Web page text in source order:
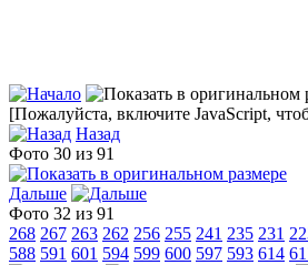
[Пожалуйста, включите JavaScript,
Назад
Фото 30 из 91
Дальше
Фото 32 из 91
268 267 263 262 256 255 241 235 231
588 591 601 594 599 600 597 593 614